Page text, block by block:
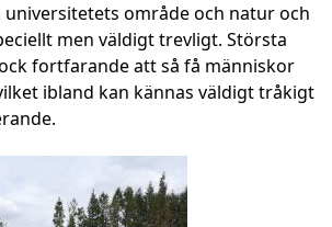
område och natur och
men väldigt trevligt. Största
fortfarande att så få människor
ibland kan kännas väldigt tråkigt